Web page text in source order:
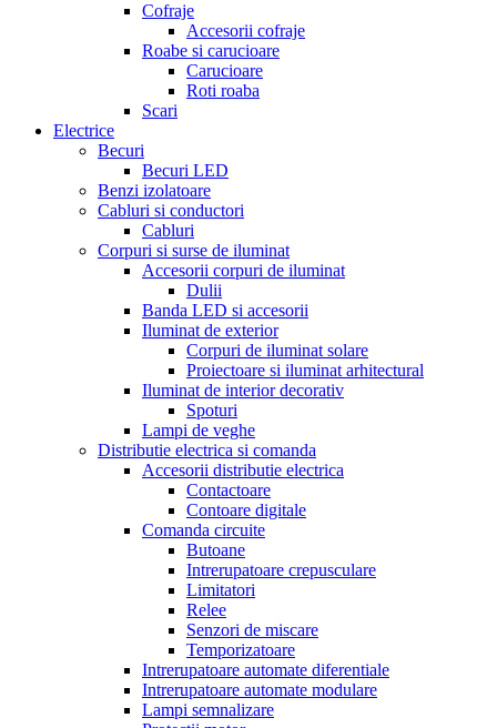
Cofraje
Accesorii cofraje
Roabe si carucioare
Carucioare
Roti roaba
Scari
Electrice
Becuri
Becuri LED
Benzi izolatoare
Cabluri si conductori
Cabluri
Corpuri si surse de iluminat
Accesorii corpuri de iluminat
Dulii
Banda LED si accesorii
Iluminat de exterior
Corpuri de iluminat solare
Proiectoare si iluminat arhitectural
Iluminat de interior decorativ
Spoturi
Lampi de veghe
Distributie electrica si comanda
Accesorii distributie electrica
Contactoare
Contoare digitale
Comanda circuite
Butoane
Intrerupatoare crepusculare
Limitatori
Relee
Senzori de miscare
Temporizatoare
Intrerupatoare automate diferentiale
Intrerupatoare automate modulare
Lampi semnalizare